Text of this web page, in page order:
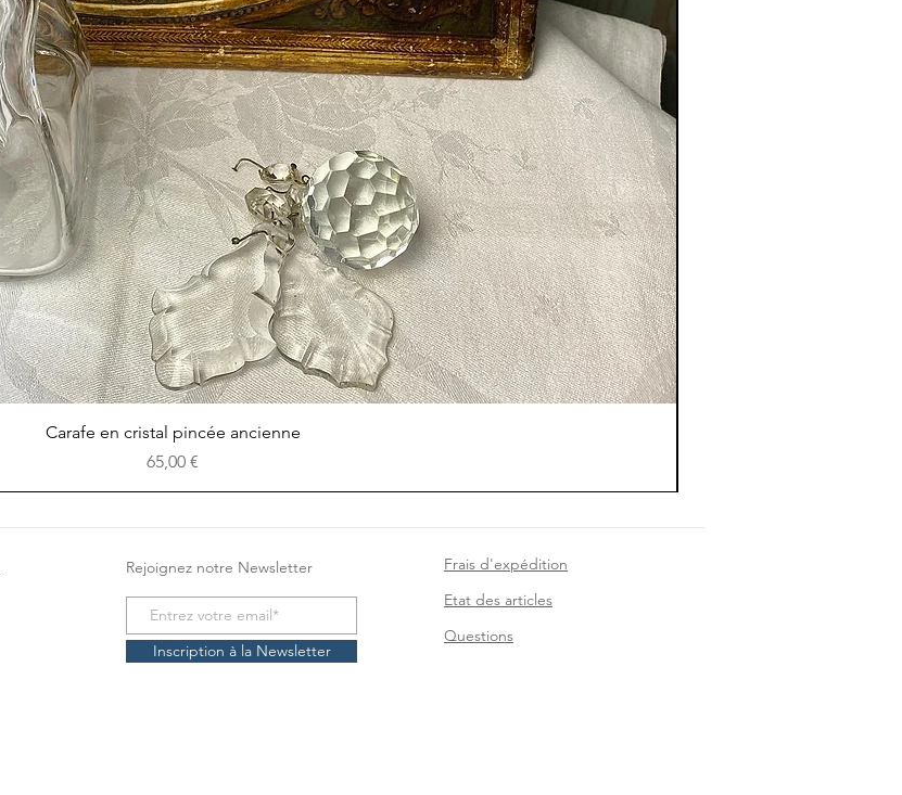
Aperçu rapide
Carafe en cristal pincée ancienne
Prix
65,00 €
Rejoignez notre Newsletter
Inscription à la Newsletter
Frais d'expédition
Etat des articles
Questions